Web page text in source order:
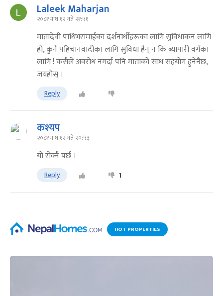
Laleek Maharjan
२०८१ माघ १२ गते २१:५१
मातादेवी पाथिभरामाईका दर्शनार्थीहरूका लागि सुविधाकन लागि
हो, कुनै पहिचानवादीका लागि सुविधा हैन् न कि ब्यापारी वर्गका
लागि ! कसैले अवरोध नगर्दा पनि माताको साथ सहयोग हुनेनैछ,
जयहोस् ।
Reply
कश्यप
२०८१ माघ १२ गते २०:५३
याे राेक्नै पर्छ ।
Reply 1
HOT PROPERTIES